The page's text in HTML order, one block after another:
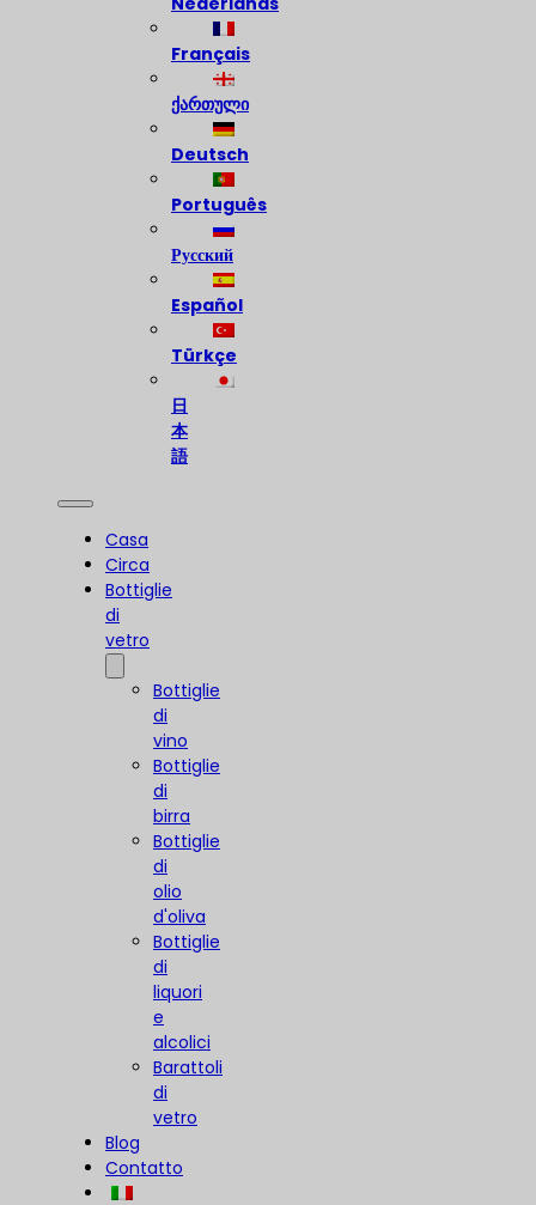
Français
ქართული
Deutsch
Português
Русский
Español
Türkçe
日
本
語
Casa
Circa
Bottiglie
di
vetro
Bottiglie
di
vino
Bottiglie
di
birra
Bottiglie
di
olio
d'oliva
Bottiglie
di
liquori
e
alcolici
Barattoli
di
vetro
Blog
Contatto